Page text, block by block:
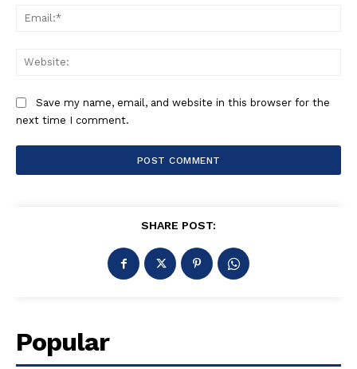
Save my name, email, and website in this browser for the
next time I comment.
SHARE POST:
Popular